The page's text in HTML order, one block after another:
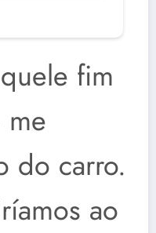
fim
do carro.
ao